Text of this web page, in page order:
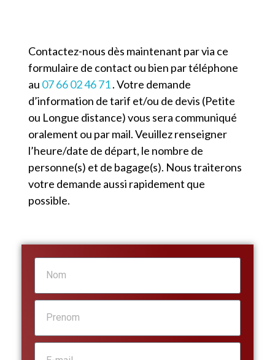
Contactez-nous dès maintenant par via ce
formulaire de contact ou bien par téléphone
au 07 66 02 46 71. Votre demande
d’information de tarif et/ou de devis (Petite
ou Longue distance) vous sera communiqué
oralement ou par mail. Veuillez renseigner
l’heure/date de départ, le nombre de
personne(s) et de bagage(s). Nous traiterons
votre demande aussi rapidement que
possible.